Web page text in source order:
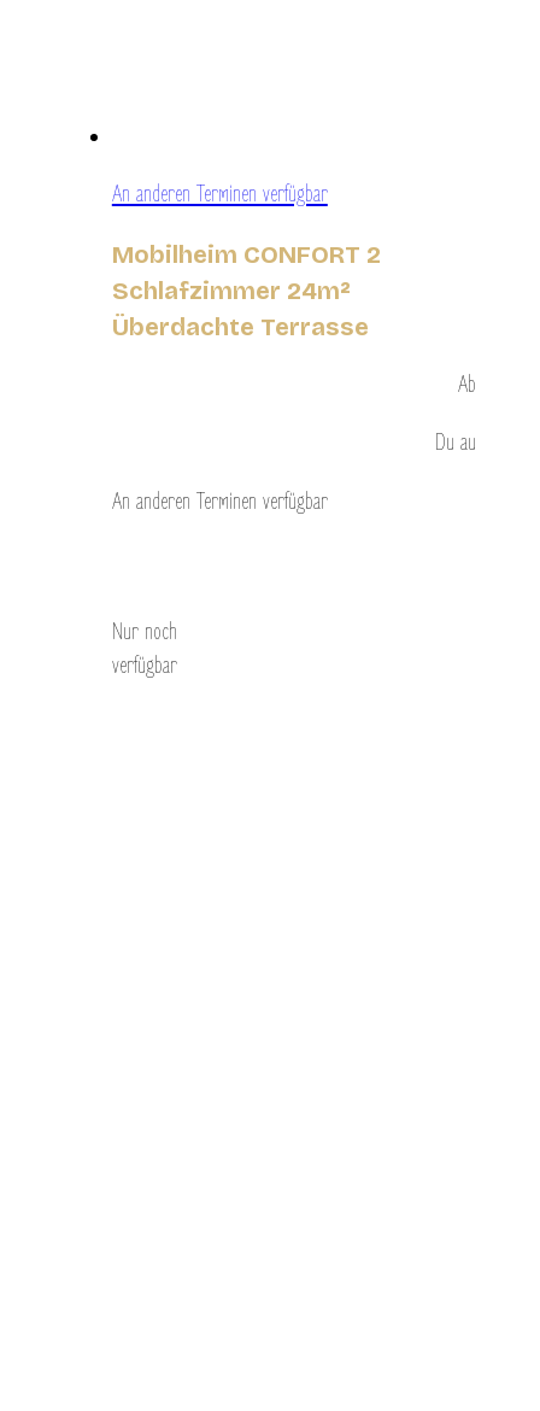
An anderen Terminen verfügbar
Mobilheim CONFORT 2
Schlafzimmer 24m²
Überdachte Terrasse
Ab
Duau
An anderen Terminen verfügbar
Nur noch
verfügbar